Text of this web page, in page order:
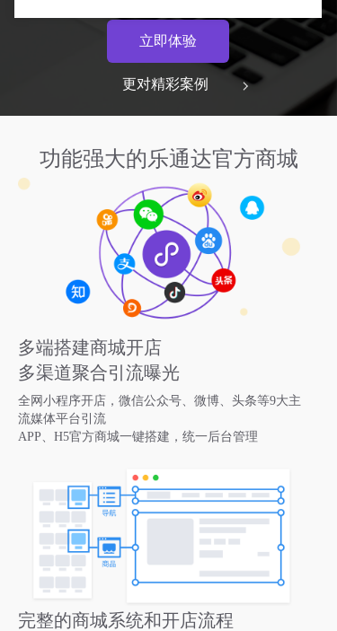
立即体验
更对精彩案例
功能强大的乐通达官方商城
多端搭建商城开店
多渠道聚合引流曝光
全网小程序开店，微信公众号、微博、头条等9大主
流媒体平台引流
APP、H5官方商城一键搭建，统一后台管理
完整的商城系统和开店流程